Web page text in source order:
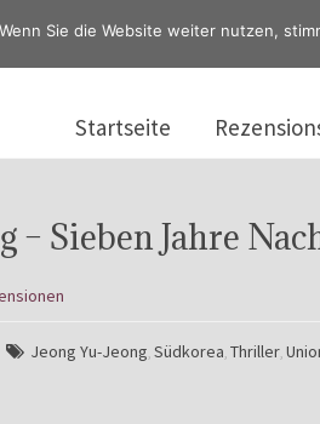
Startseite
– Sieben Jahre
Jeong Yu-Jeong, Südkorea, Thriller,
Sie die Website weiter nutzen,